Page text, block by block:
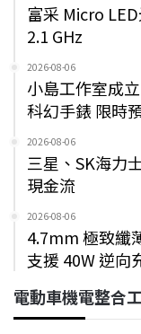
富采 Micro
2.1 GHz
2026-08-06
小島工作室成
科幻手錶 限時
2026-08-06
三星、SK海力
現金流
2026-08-06
4.7mm 極致纖
支援 40W 逆向
電動車機電整合